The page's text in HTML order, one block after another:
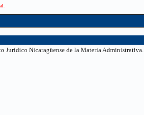
Jurídico Nicaragüense de la Materia Administrativa.